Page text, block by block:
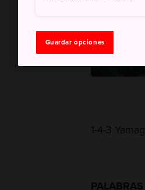
1-4-3
Guardar opciones